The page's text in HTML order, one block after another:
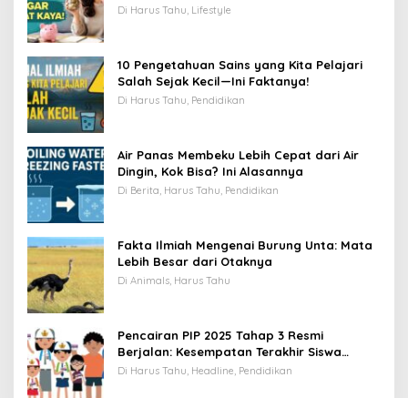
Di Harus Tahu, Lifestyle
10 Pengetahuan Sains yang Kita Pelajari
Salah Sejak Kecil—Ini Faktanya!
Di Harus Tahu, Pendidikan
Air Panas Membeku Lebih Cepat dari Air
Dingin, Kok Bisa? Ini Alasannya
Di Berita, Harus Tahu, Pendidikan
Fakta Ilmiah Mengenai Burung Unta: Mata
Lebih Besar dari Otaknya
Di Animals, Harus Tahu
Pencairan PIP 2025 Tahap 3 Resmi
Berjalan: Kesempatan Terakhir Siswa
Menerima Bantuan Pendidikan hingga
Di Harus Tahu, Headline, Pendidikan